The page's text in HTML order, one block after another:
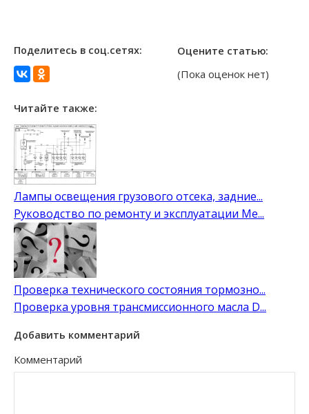
Поделитесь в соц.сетях: Оцените статью:
(Пока оценок нет)
Читайте также:
Лампы освещения грузового отсека, задние...
Руководство по ремонту и эксплуатации Me...
Проверка технического состояния тормозно...
Проверка уровня трансмиссионного масла D...
Добавить комментарий
Комментарий